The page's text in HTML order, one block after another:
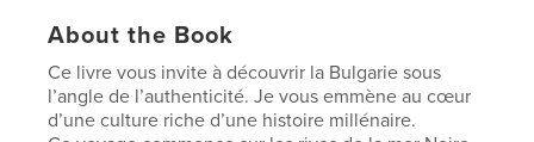
About the Book
Ce livre vous invite à découvrir la Bulgarie sous
l’angle de l’authenticité. Je vous emmène au cœur
d’une culture riche d’une histoire millénaire.